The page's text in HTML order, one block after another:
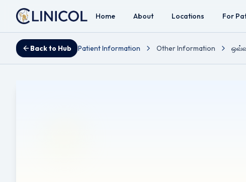
Home About Locations For
Back to Hub Patient Information Other Information